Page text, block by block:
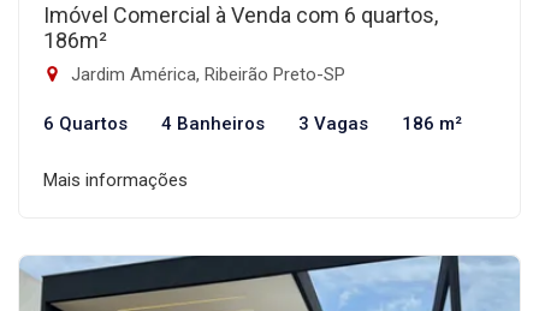
Imóvel Comercial à Venda com 6 quartos,
186m²
Jardim América, Ribeirão Preto-SP
6 Quartos 4 Banheiros 3 Vagas 186 m²
Mais informações